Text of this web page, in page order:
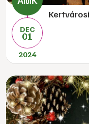
DEC
01
2024